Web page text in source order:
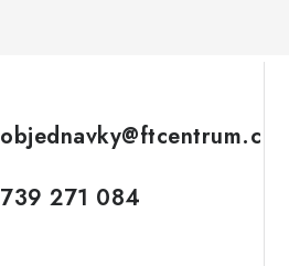
objednavky@ftcentrum.c
739 271 084